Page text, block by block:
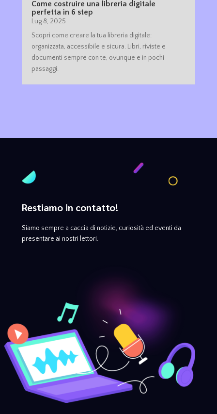
Come costruire una libreria digitale
perfetta in 6 step
Lug 8, 2025
Scopri come creare la tua libreria digitale:
organizzata, accessibile e sicura. Libri, riviste e
documenti sempre con te, ovunque e in pochi
passaggi.
Restiamo in contatto!
Siamo sempre a caccia di notizie, curiosità ed eventi da
presentare ai nostri lettori.